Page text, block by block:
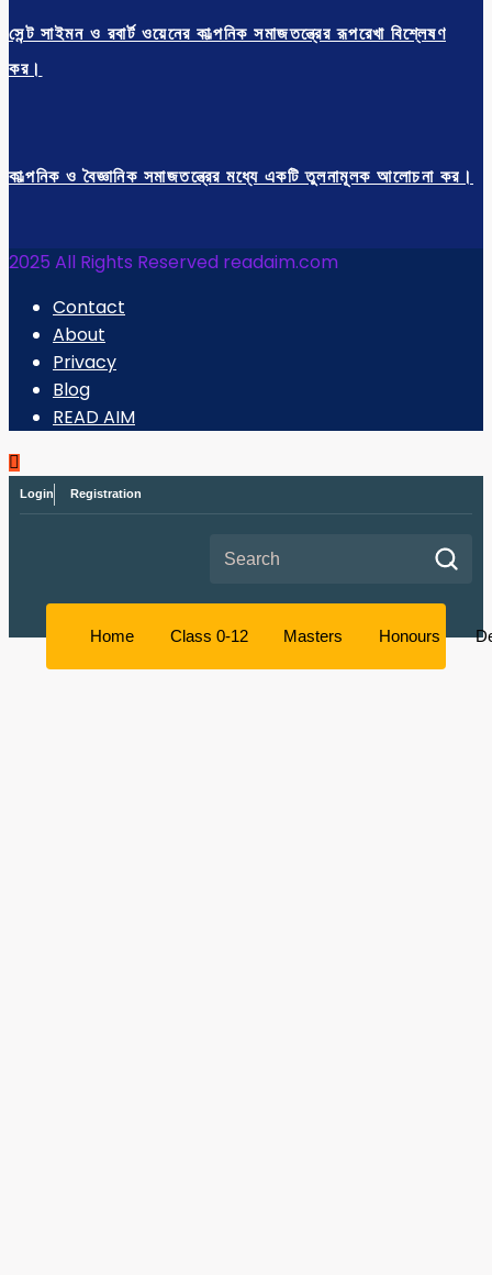
সেন্ট সাইমন ও রবার্ট ওয়েনের কাল্পনিক সমাজতন্ত্রের রূপরেখা বিশ্লেষণ
কর।
কাল্পনিক ও বৈজ্ঞানিক সমাজতন্ত্রের মধ্যে একটি তুলনামূলক আলোচনা কর।
2025 All Rights Reserved readaim.com
Contact
About
Privacy
Blog
READ AIM
Login Registration
Home Class 0-12 Masters Honours